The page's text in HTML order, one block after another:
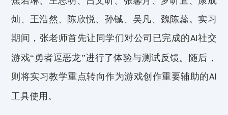
灿、王浩然、陈欣悦、孙铖、吴凡、魏陈蕊。 实习
期间， 张老师首先让同学们对公司已完成的AI 社交
游戏“勇者逗恶龙”进行了体验与测试反馈。随后，
则将实习教学重点转向作为游戏创作重要辅助的AI
工具使用。